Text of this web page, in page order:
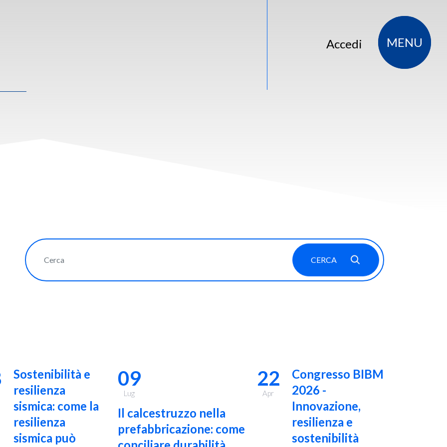
Accedi MENU
CERCA
Sostenibilità e
resilienza
sismica: come la
resilienza
sismica può
09
Lug
Il calcestruzzo nella
prefabbricazione: come
22
Apr
Congresso BIBM
2026 -
Innovazione,
resilienza e
sostenibilità